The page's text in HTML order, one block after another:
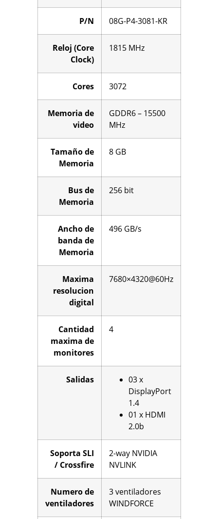
P/N 08G-P4-3081-KR
Reloj (Core
Clock)
1815 MHz
Cores 3072
Memoria de
video
GDDR6 – 15500
MHz
Tamaño de
Memoria
8 GB
Bus de
Memoria
256 bit
Ancho de
banda de
Memoria
496 GB/s
Maxima
resolucion
digital
7680×4320@60Hz
Cantidad
maxima de
monitores
4
Salidas
03 x
DisplayPort
1.4
01 x HDMI
2.0b
Soporta SLI
/ Crossfire
2-way NVIDIA
NVLINK
Numero de
ventiladores
3 ventiladores
WINDFORCE